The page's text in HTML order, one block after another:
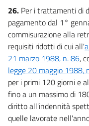
26. Per i trattamenti di
pagamento dal 1°
commisurazione alla
requisiti ridotti di cui all'
21 marzo 1988, n. 86,
legge 20 maggio 1988,
per i primi 120 giorni e
fino a un massimo di
diritto all'indennità
quelle lavorate